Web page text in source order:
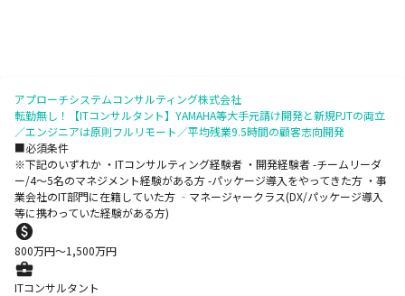
アプローチシステムコンサルティング株式会社
転勤無し！【ITコンサルタント】YAMAHA等大手元請け開発と新規PJTの両立
／エンジニアは原則フルリモート／平均残業9.5時間の顧客志向開発
■必須条件
※下記のいずれか ・ITコンサルティング経験者 ・開発経験者 -チームリーダ
ー/4～5名のマネジメント経験がある方 -パッケージ導入をやってきた方 ・事
業会社のIT部門に在籍していた方 ‐マネージャークラス(DX/パッケージ導入
等に携わっていた経験がある方)
800万円〜1,500万円
ITコンサルタント